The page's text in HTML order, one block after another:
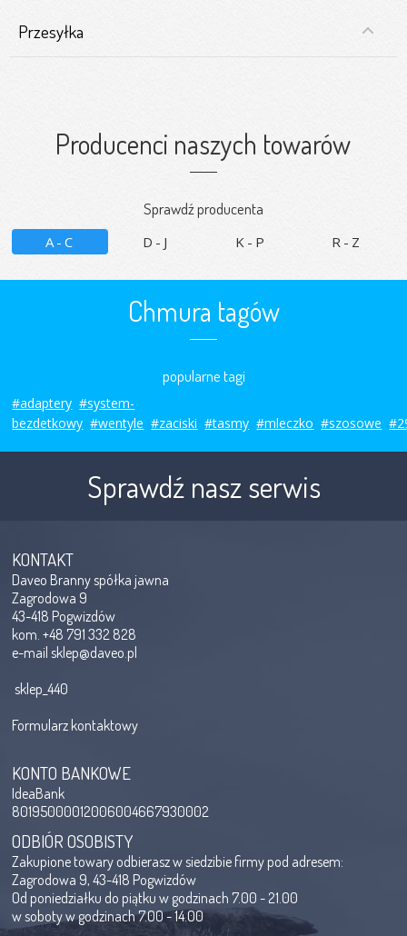
Przesyłka
Producenci naszych towarów
Sprawdź producenta
A-C D-J K-P R-Z
Chmura tagów
popularne tagi
#adaptery #system-
bezdetkowy #wentyle #zaciski #tasmy #mleczko #szosowe
Sprawdź nasz serwis
KONTAKT
Daveo Branny spółka jawna
Zagrodowa 9
43-418 Pogwizdów
kom. +48 791 332 828
e-mailsklep@daveo.pl
sklep_440
Formularz kontaktowy
KONTO BANKOWE
IdeaBank
80195000012006004667930002
ODBIÓR OSOBISTY
Zakupione towary odbierasz w siedzibie firmy pod adresem:
Zagrodowa 9, 43-418 Pogwizdów
Od poniedziałku do piątku w godzinach 7.00 - 21.00
w soboty w godzinach 7.00 - 14.00